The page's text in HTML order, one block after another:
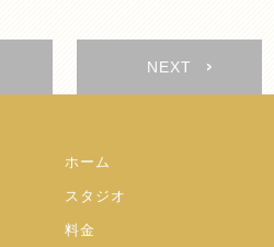
NEXT
ホーム
スタジオ
料金